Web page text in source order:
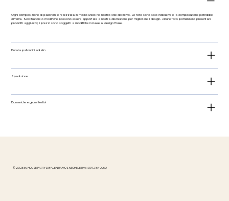
Ogni composizione di palloncini è realizzata in modo unico nel nostro stile distintivo. Le foto sono solo indicative e la composizione potrebbe
differire. Sostituzioni o modifiche possono essere apportate a nostra discrezione per migliorare il design. Alcune foto potrebbero presentare
prodotti aggiuntivi; i prezzi sono soggetti a modifiche in base al design finale.
Durata palloncini ad elio
Spedizione
Domeniche e giorni festivi
© 2025 by HOUSE PARTY DI FALEN RAMOS MICHELE P.iva: 09721640960